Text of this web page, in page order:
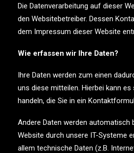
Die Datenverarbeitung auf dieser
den Websitebetreiber. Dessen
dem Impressum dieser Website
Wie erfassen wir Ihre Daten?
Ihre Daten werden zum einen
uns diese mitteilen. Hierbei kann es
handeln, die Sie in ein
Andere Daten werden automatisch
Website durch unsere IT-Systeme
allem technische Daten (z.B.